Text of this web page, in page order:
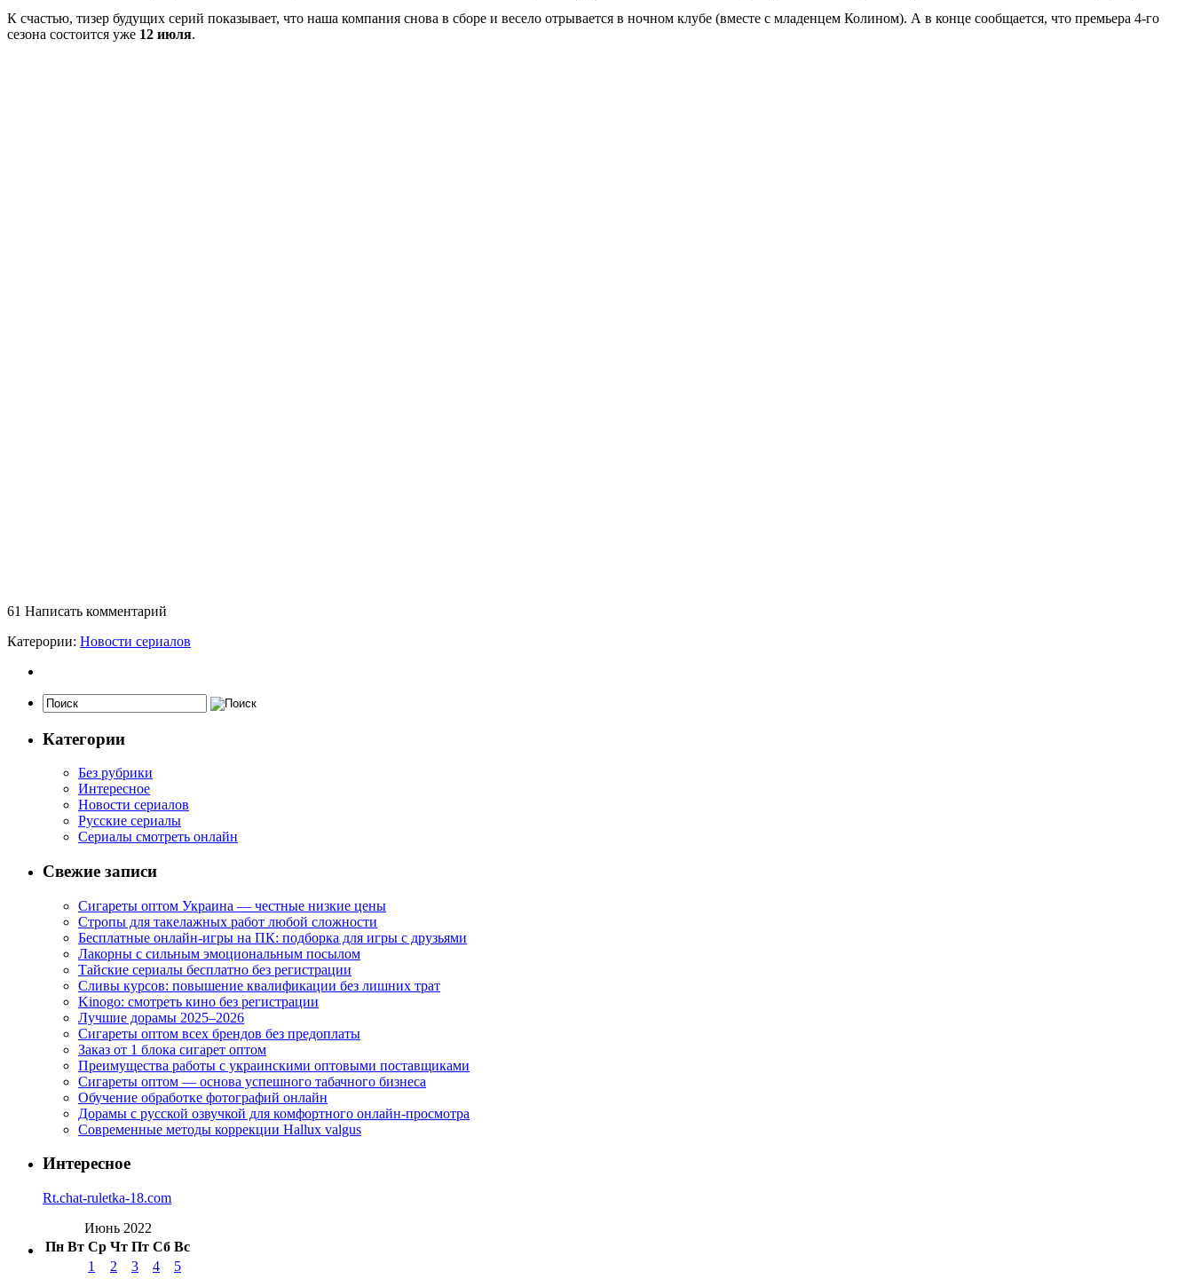
К счастью, тизер будущих серий показывает, что наша компания снова в сборе и весело отрывается в ночном клубе (вместе с младенцем Колином). А в конце сообщается, что премьера 4-го
сезона состоится уже 12 июля.
61 Написать комментарий
Катерории: Новости сериалов
Категории
Без рубрики
Интересное
Новости сериалов
Русские сериалы
Сериалы смотреть онлайн
Свежие записи
Сигареты оптом Украина — честные низкие цены
Стропы для такелажных работ любой сложности
Бесплатные онлайн-игры на ПК: подборка для игры с друзьями
Лакорны с сильным эмоциональным посылом
Тайские сериалы бесплатно без регистрации
Сливы курсов: повышение квалификации без лишних трат
Kinogo: смотреть кино без регистрации
Лучшие дорамы 2025–2026
Сигареты оптом всех брендов без предоплаты
Заказ от 1 блока сигарет оптом
Преимущества работы с украинскими оптовыми поставщиками
Сигареты оптом — основа успешного табачного бизнеса
Обучение обработке фотографий онлайн
Дорамы с русской озвучкой для комфортного онлайн-просмотра
Современные методы коррекции Hallux valgus
Интересное
Rt.chat-ruletka-18.com
Июнь 2022
Пн Вт Ср Чт Пт Сб Вс
1
2 3 4
5